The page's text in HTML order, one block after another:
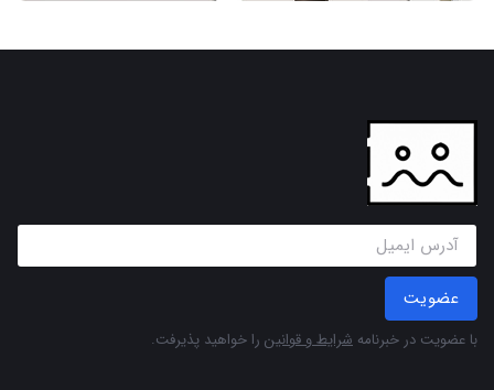
عضویت
با عضویت در خبرنامه شرایط و قوانین را خواهید پذیرفت.